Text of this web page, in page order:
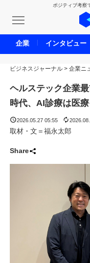
ポジティブ考察
IVS
LIFE
ビジネスジャーナル > 企業ニ
ヘルステック企業
時代、AI診療は医
2026.05.27 05:55
取材・文＝福永太郎
Share
企業 インタビュー